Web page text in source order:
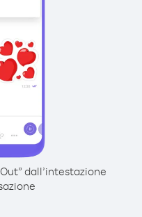
dall’intestazione